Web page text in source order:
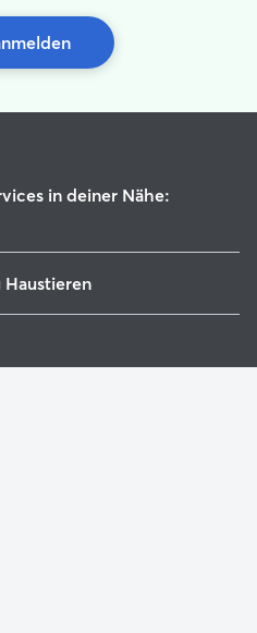
in deiner Nähe:
Haustieren